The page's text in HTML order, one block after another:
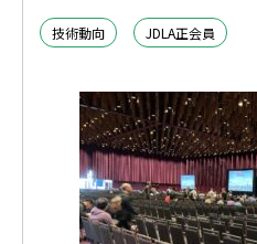
技術動向 JDLA正会員